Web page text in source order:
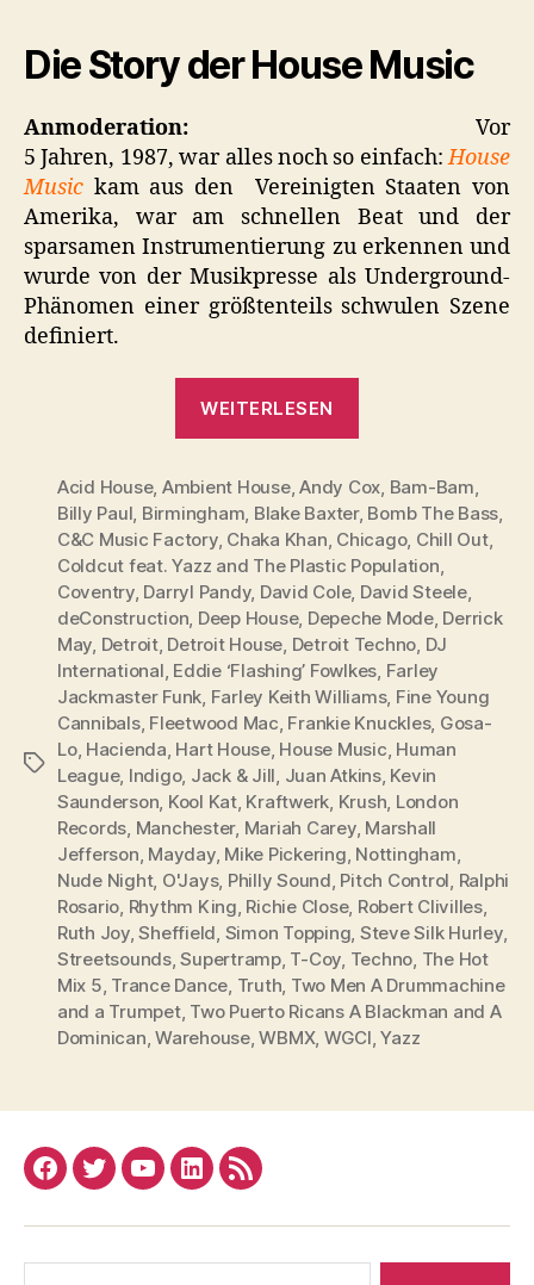
Die Story der House Music
Anmoderation: Vor
5 Jahren, 1987, war alles noch so einfach:House
Music kam aus den Vereinigten Staaten von
Amerika, war am schnellen Beat und der
sparsamen Instrumentierung zu erkennen und
wurde von der Musikpresse als Underground-
Phänomen einer größtenteils schwulen Szene
definiert.
WEITERLESEN
der
House
Music“
Schlagwörter
Acid House, Ambient House,Andy Cox, Bam-Bam,
Billy Paul, Birmingham, Blake Baxter, Bomb The Bass,
C&C Music Factory, Chaka Khan, Chicago, Chill Out,
Coldcut feat. Yazz and The Plastic Population,
Coventry, Darryl Pandy, David Cole, David Steele,
deConstruction, Deep House, Depeche Mode, Derrick
May, Detroit, Detroit House, Detroit Techno, DJ
International, Eddie ‘Flashing’ Fowlkes, Farley
Jackmaster Funk, Farley Keith Williams, Fine Young
Cannibals, Fleetwood Mac, Frankie Knuckles, Gosa-
Lo, Hacienda, Hart House, House Music, Human
League, Indigo, Jack & Jill, Juan Atkins, Kevin
Saunderson, Kool Kat, Kraftwerk, Krush, London
Records, Manchester, Mariah Carey, Marshall
Jefferson, Mayday, Mike Pickering, Nottingham,
Nude Night, O'Jays, Philly Sound, Pitch Control, Ralphi
Rosario, Rhythm King, Richie Close, Robert Clivilles,
Ruth Joy,Sheffield, Simon Topping, Steve Silk Hurley,
Streetsounds,Supertramp, T-Coy, Techno, The Hot
Mix 5, Trance Dance, Truth, Two Men A Drummachine
and a Trumpet, Two Puerto Ricans A Blackman and A
Dominican,Warehouse,WBMX, WGCI,Yazz
Facebook
TwitterYouTube
LinkedRSS